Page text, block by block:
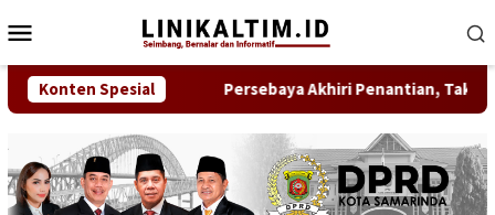
ke
kontenMobile
Konten Spesial
IDI Samarinda Persebaya Akhiri Penantian, Taklukkan